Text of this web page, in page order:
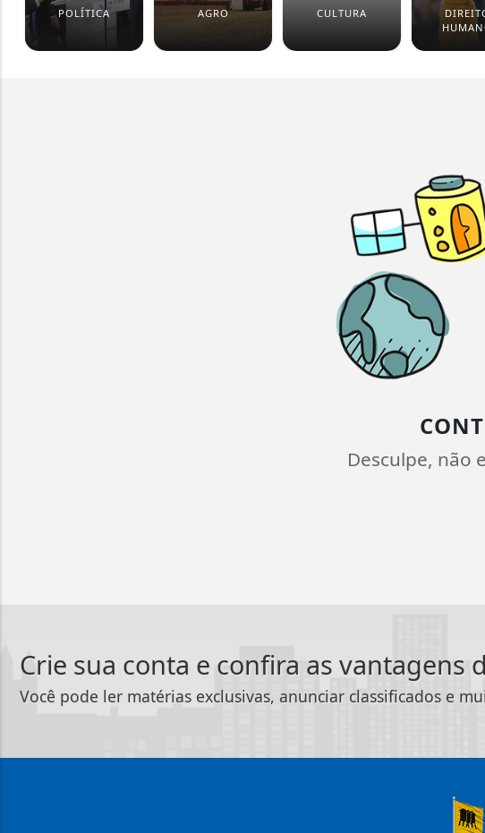
POLÍTICA AGRO CULTURA
Desculpe, não
Crie sua conta e confira as vantagens
Você pode ler matérias exclusivas, anunciar classificados e